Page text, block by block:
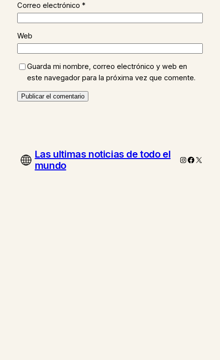
Correo electrónico *
Web
Guarda mi nombre, correo electrónico y web en
este navegador para la próxima vez que comente.
Las ultimas noticias de todo el
mundo
Instagram
X